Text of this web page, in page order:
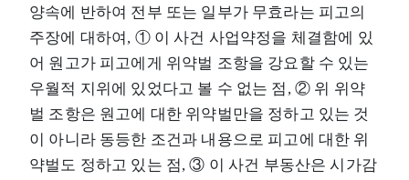
양속에 반하여 전부 또는 일부가 무효라는 피고의
주장에 대하여, ① 이 사건 사업약정을 체결함에 있
어 원고가 피고에게 위약벌 조항을 강요할 수 있는
우월적 지위에 있었다고 볼 수 없는 점, ② 위 위약
벌 조항은 원고에 대한 위약벌만을 정하고 있는 것
이 아니라 동등한 조건과 내용으로 피고에 대한 위
약벌도 정하고 있는 점, ③ 이 사건 부동산은 시가감